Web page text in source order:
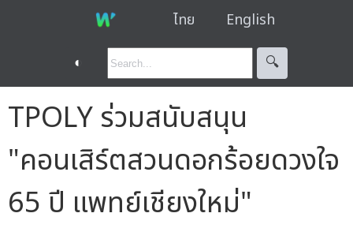
ไทย English
◐ 🔍︎
TPOLY ร่วมสนับสนุน
"คอนเสิร์ตสวนดอกร้อยดวงใจ
65 ปี แพทย์เชียงใหม่"